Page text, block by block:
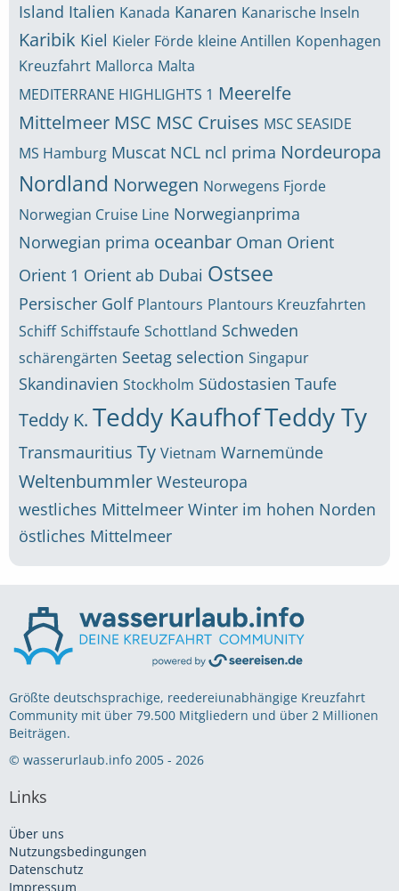
Island Italien Kanada Kanaren Kanarische Inseln
Karibik Kiel Kieler Förde kleine Antillen Kopenhagen
Kreuzfahrt Mallorca Malta
MEDITERRANE HIGHLIGHTS 1 Meerelfe
Mittelmeer MSC MSC Cruises MSC SEASIDE
MS Hamburg Muscat NCL ncl prima Nordeuropa
Nordland Norwegen Norwegens Fjorde
Norwegian Cruise Line Norwegianprima
Norwegian prima oceanbar Oman Orient
Orient 1 Orient ab Dubai Ostsee
Persischer Golf Plantours Plantours Kreuzfahrten
Schiff Schiffstaufe Schottland Schweden
schärengärten Seetag selection Singapur
Skandinavien Stockholm Südostasien Taufe
Teddy K. Teddy KaufhofTeddy Ty
Transmauritius Ty Vietnam Warnemünde
Weltenbummler Westeuropa
westliches Mittelmeer Winter im hohen Norden
östliches Mittelmeer
Größte deutschsprachige, reedereiunabhängige Kreuzfahrt
Community mit über 79.500 Mitgliedern und über 2 Millionen
Beiträgen.
© wasserurlaub.info 2005 - 2026
Links
Über uns
Nutzungsbedingungen
Datenschutz
Impressum